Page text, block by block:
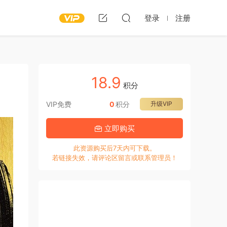
登录 注册
18.9 积分
VIP免费 升级VIP
0积分
立即购买
此资源购买后7天内可下载。
若链接失效，请评论区留言或联系管理员！